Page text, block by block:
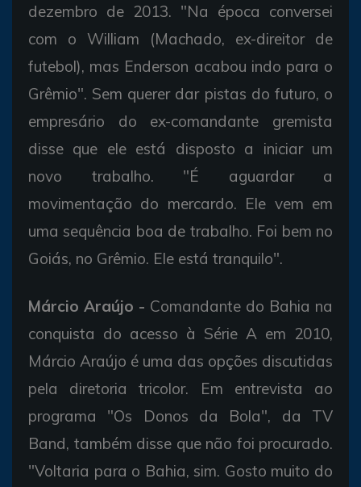
dezembro de 2013. "Na época conversei
com o William (Machado, ex-direitor de
futebol), mas Enderson acabou indo para o
Grêmio". Sem querer dar pistas do futuro, o
empresário do ex-comandante gremista
disse que ele está disposto a iniciar um
novo trabalho. "É aguardar a
movimentação do mercardo. Ele vem em
uma sequência boa de trabalho. Foi bem no
Goiás, no Grêmio. Ele está tranquilo".
Márcio Araújo - Comandante do Bahia na
conquista do acesso à Série A em 2010,
Márcio Araújo é uma das opções discutidas
pela diretoria tricolor. Em entrevista ao
programa "Os Donos da Bola", da TV
Band, também disse que não foi procurado.
"Voltaria para o Bahia, sim. Gosto muito do